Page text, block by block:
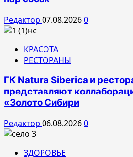
Редактор 07.08.20260
КРАСОТА
РЕСТОРАНЫ
ГК Natura Siberica и
представляют
«Золото Сибири
Редактор 06.08.20260
ЗДОРОВЬЕ